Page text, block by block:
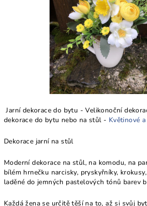
Jarní dekorace do bytu - Velikonoční
dekorace do bytu nebo na stůl - Květinové
Dekorace jarní na stůl
Moderní dekorace na stůl, na komodu, na
bílém hrnečku narcisky, pryskyřníky,
laděné do jemných pastelových tónů barev
Každá žena se určitě těší na to, až si svůj